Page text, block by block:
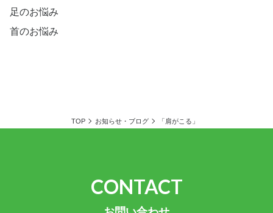
足のお悩み
首のお悩み
TOP お知らせ・ブログ 「肩がこる」